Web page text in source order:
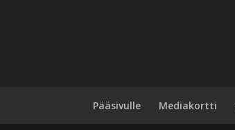
Pääsivulle Mediakortti